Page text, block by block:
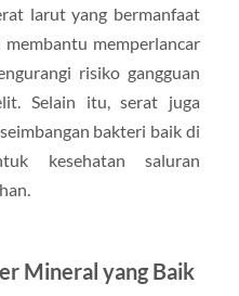
larut yang bermanfaat
memperlancar
risiko gangguan
Selain itu, serat juga
bakteri baik di
kesehatan saluran
Mineral yang Baik